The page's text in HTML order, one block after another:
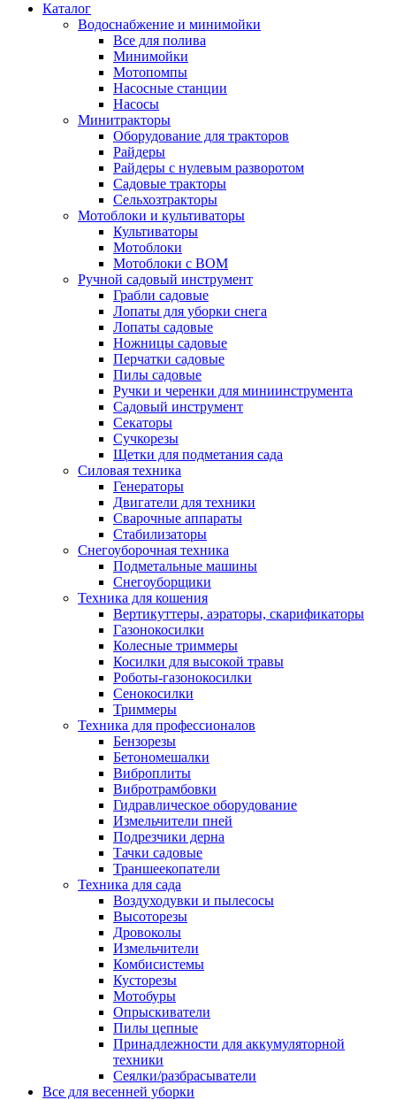
Каталог
Водоснабжение и минимойки
Все для полива
Минимойки
Мотопомпы
Насосные станции
Насосы
Минитракторы
Оборудование для тракторов
Райдеры
Райдеры с нулевым разворотом
Садовые тракторы
Сельхозтракторы
Мотоблоки и культиваторы
Культиваторы
Мотоблоки
Мотоблоки с ВОМ
Ручной садовый инструмент
Грабли садовые
Лопаты для уборки снега
Лопаты садовые
Ножницы садовые
Перчатки садовые
Пилы садовые
Ручки и черенки для миниинструмента
Садовый инструмент
Секаторы
Сучкорезы
Щетки для подметания сада
Силовая техника
Генераторы
Двигатели для техники
Сварочные аппараты
Стабилизаторы
Снегоуборочная техника
Подметальные машины
Снегоуборщики
Техника для кошения
Вертикуттеры, аэраторы, скарификаторы
Газонокосилки
Колесные триммеры
Косилки для высокой травы
Роботы-газонокосилки
Сенокосилки
Триммеры
Техника для профессионалов
Бензорезы
Бетономешалки
Виброплиты
Вибротрамбовки
Гидравлическое оборудование
Измельчители пней
Подрезчики дерна
Тачки садовые
Траншеекопатели
Техника для сада
Воздуходувки и пылесосы
Высоторезы
Дровоколы
Измельчители
Комбисистемы
Кусторезы
Мотобуры
Опрыскиватели
Пилы цепные
Принадлежности для аккумуляторной
техники
Сеялки/разбрасыватели
Все для весенней уборки